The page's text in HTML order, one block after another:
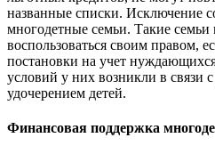
названные списки. Исключение
многодетные семьи. Такие семьи
воспользоваться своим правом,
постановки на учет
условий у них возникли в связи
удочерением детей.
Финансовая поддержка